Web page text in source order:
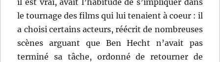
le tournage des films qui lui tenaient à coeur : il
a choisi certains acteurs, réécrit de nombreuses
scènes arguant que Ben Hecht n’avait pas
terminé sa tâche, ordonné de retourner de